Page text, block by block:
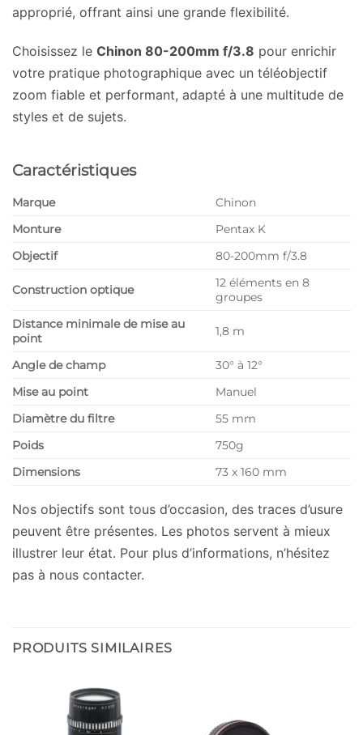
approprié, offrant ainsi une grande flexibilité.
Choisissez le Chinon 80-200mm f/3.8 pour enrichir
votre pratique photographique avec un téléobjectif
zoom fiable et performant, adapté à une multitude de
styles et de sujets.
Caractéristiques
Marque
Chinon
Monture
Pentax K
Objectif
80-200mm f/3.8
Construction optique
12 éléments en 8
groupes
Distance minimale de mise au
point
1,8 m
Angle de champ
30° à 12°
Mise au point
Manuel
Diamètre du filtre
55 mm
Poids
750g
Dimensions
73 x 160 mm
Nos objectifs sont tous d’occasion, des traces d’usure
peuvent être présentes. Les photos servent à mieux
illustrer leur état. Pour plus d’informations, n’hésitez
pas à nous contacter.
PRODUITS SIMILAIRES